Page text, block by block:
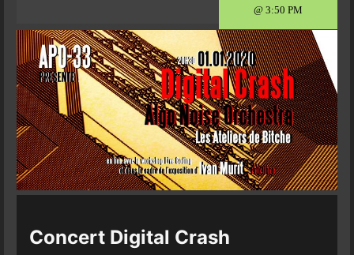
@ 3:50 PM
Concert Digital Crash